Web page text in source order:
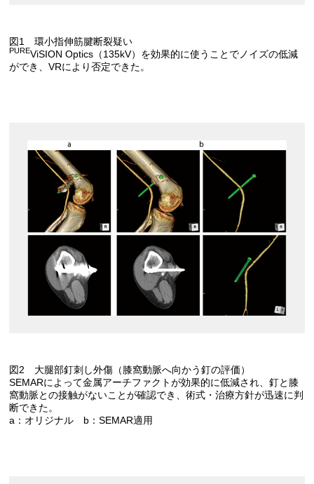
図1 環小指伸筋腱断裂疑い
PUREViSION Optics（135kV）を効果的に使うことでノイズの低減
ができ、VRにより否定できた。
図2 大腿部釘刺し外傷（膝窩動脈へ向かう釘の評価）
SEMARによって金属アーチファクトが効果的に低減され、釘と膝
窩動脈との接触がないことが確認でき、術式・治療方針が迅速に判
断できた。
a：オリジナル b：SEMAR適用